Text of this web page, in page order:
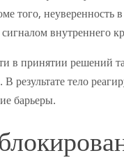
того, неуверенность
внутреннего
в принятии решений
В результате тело
барьеры.